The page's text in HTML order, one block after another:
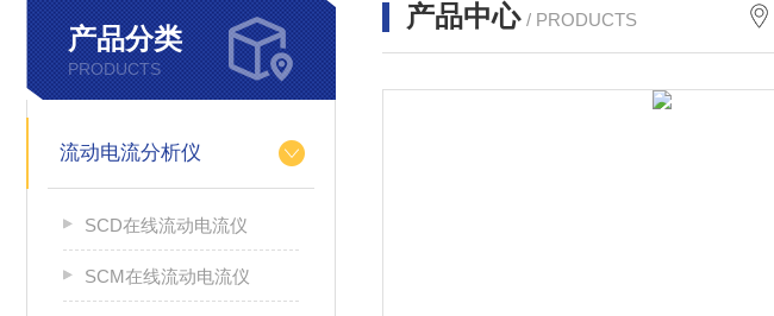
产品分类
PRODUCTS
流动电流分析仪
SCD在线流动电流仪
SCM在线流动电流仪
产品中心 / PRODUCTS